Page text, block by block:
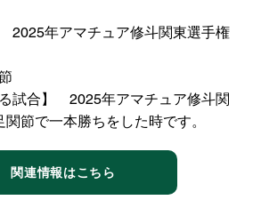
2025年アマチュア修斗関東選手権
る試合】 2025年アマチュア修斗関
節で一本勝ちをした時です。
関連情報はこちら